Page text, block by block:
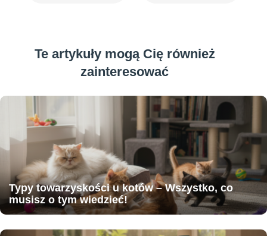
Te artykuły mogą Cię również
zainteresować
Typy towarzyskości u kotów – Wszystko, co
musisz o tym wiedzieć!